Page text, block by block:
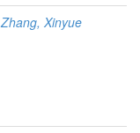
Zhang, Xinyue